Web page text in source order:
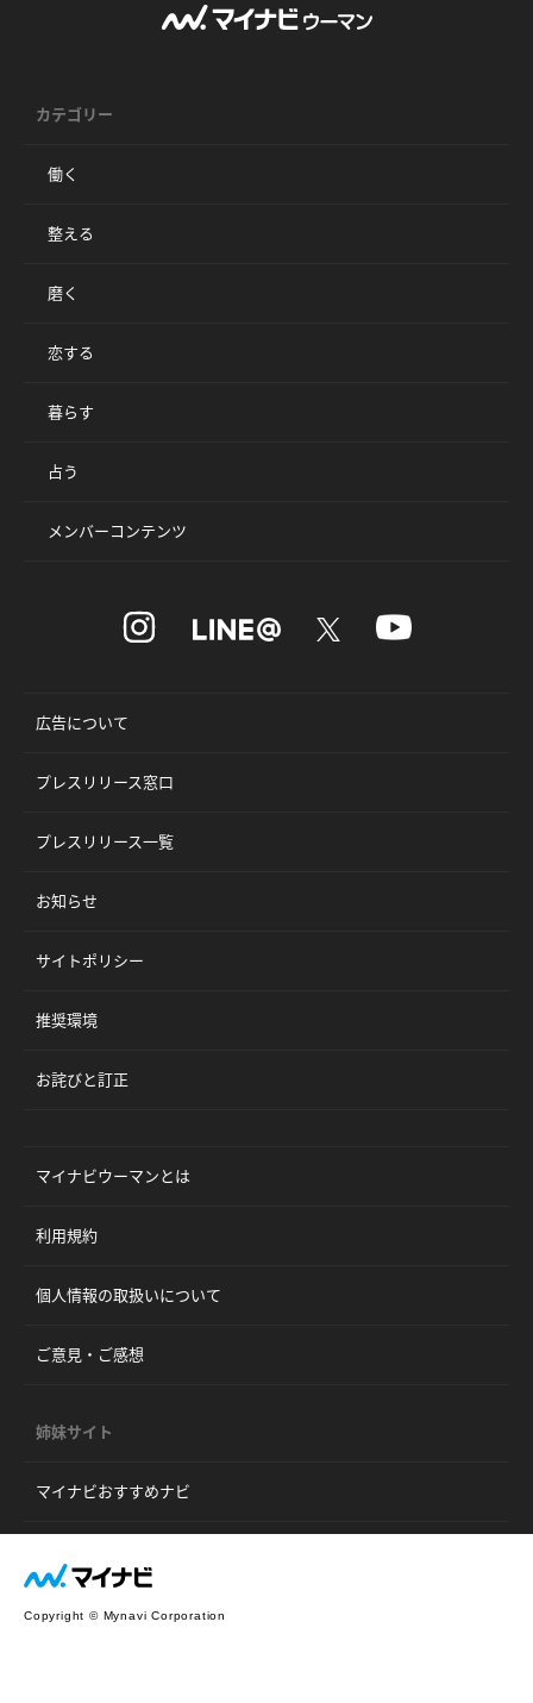
カテゴリー
働く
整える
磨く
恋する
暮らす
占う
メンバーコンテンツ
広告について
プレスリリース窓口
プレスリリース一覧
お知らせ
サイトポリシー
推奨環境
お詫びと訂正
マイナビウーマンとは
利用規約
個人情報の取扱いについて
ご意見・ご感想
姉妹サイト
マイナビおすすめナビ
Copyright © Mynavi Corporation